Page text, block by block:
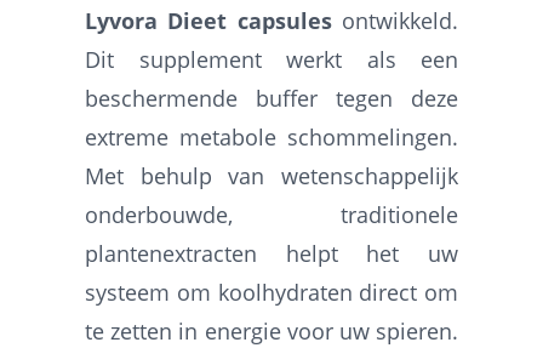
Lyvora Dieet capsulesontwikkeld.
Dit supplement werkt als een
beschermende buffer tegen deze
extreme metabole schommelingen.
Met behulp van wetenschappelijk
onderbouwde, traditionele
plantenextracten helpt het uw
systeem om koolhydraten direct om
te zetten in energie voor uw spieren.